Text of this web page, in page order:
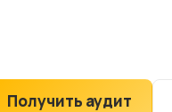
Получить аудит